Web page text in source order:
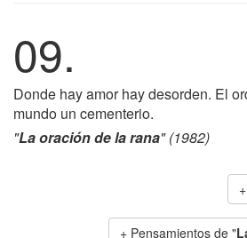
09.
Donde hay amor hay desorden. El
mundo un cementerio.
"La oración de la rana" (1982)
+ Pensamientos de "